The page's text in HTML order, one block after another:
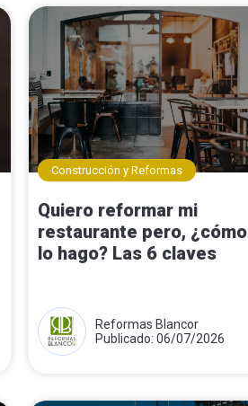
Construcción y Reformas
Quiero reformar mi
restaurante pero, ¿cómo
lo hago? Las 6 claves
Reformas Blancor
Publicado: 06/07/2026